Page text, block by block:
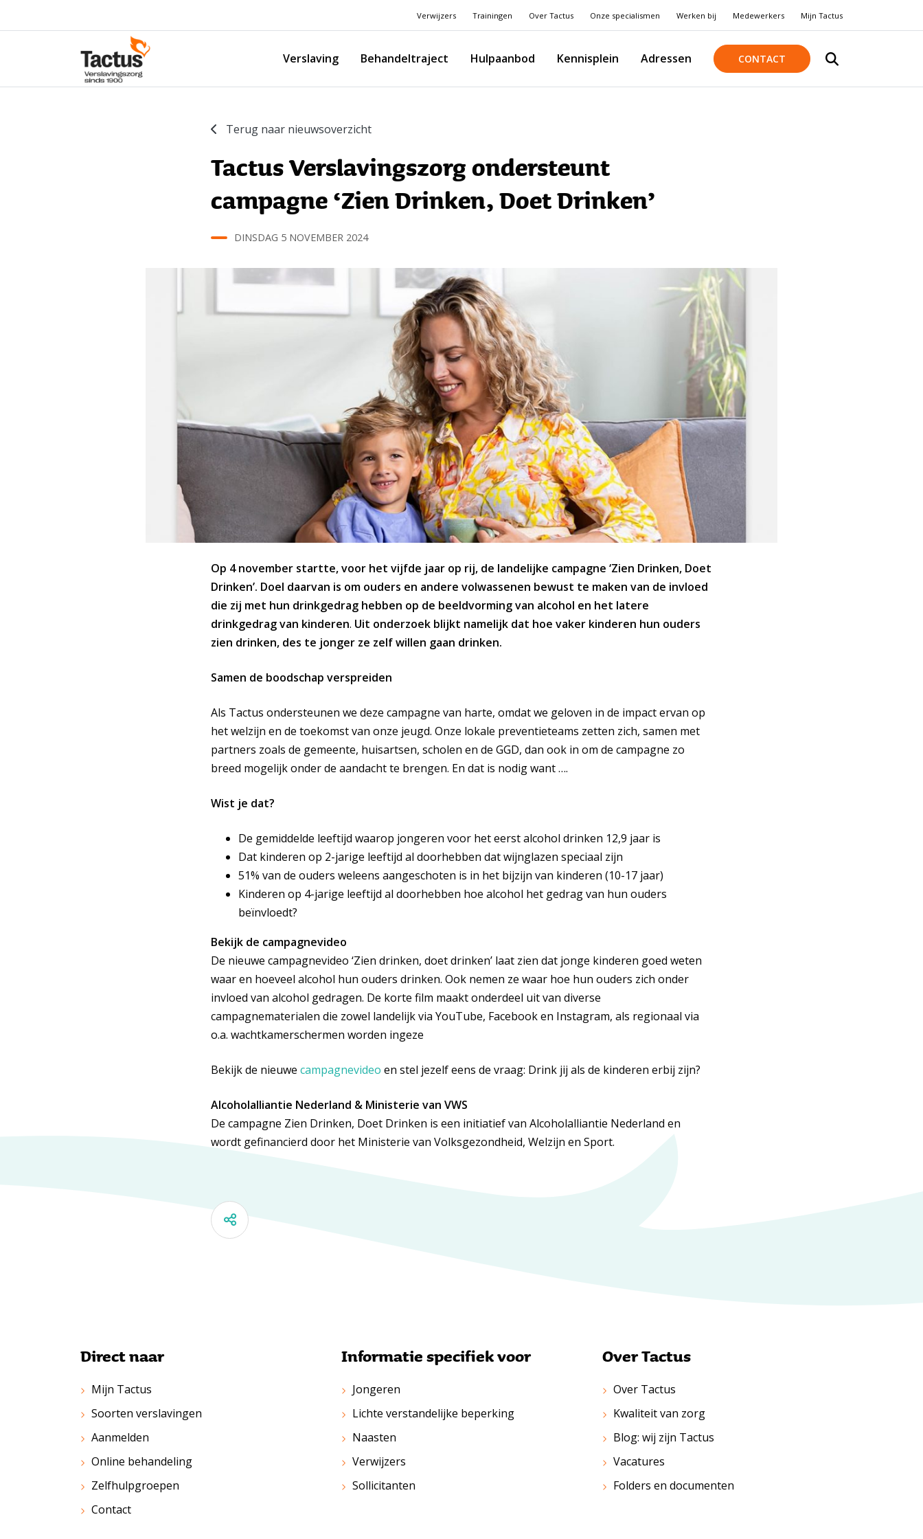
Verwijzers Trainingen Over Tactus Onze specialismen Werken bij Medewerkers Mijn Tactus
Tactus Verslavingszorg
Verslaving Behandeltraject Hulpaanbod Kennisplein Adressen CONTACT
Terug naar nieuwsoverzicht
Tactus Verslavingszorg ondersteunt
campagne ‘Zien Drinken, Doet Drinken’
DINSDAG 5 NOVEMBER 2024
Op 4 november startte, voor het vijfde jaar op rij, de landelijke campagne ‘Zien Drinken, Doet
Drinken’. Doel daarvan is om ouders en andere volwassenen bewust te maken van de invloed
die zij met hun drinkgedrag hebben op de beeldvorming van alcohol en het latere
drinkgedrag van kinderen. Uit onderzoek blijkt namelijk dat hoe vaker kinderen hun ouders
zien drinken, des te jonger ze zelf willen gaan drinken.
Samen de boodschap verspreiden
Als Tactus ondersteunen we deze campagne van harte, omdat we geloven in de impact ervan op
het welzijn en de toekomst van onze jeugd. Onze lokale preventieteams zetten zich, samen met
partners zoals de gemeente, huisartsen, scholen en de GGD, dan ook in om de campagne zo
breed mogelijk onder de aandacht te brengen. En dat is nodig want ….
Wist je dat?
De gemiddelde leeftijd waarop jongeren voor het eerst alcohol drinken 12,9 jaar is
Dat kinderen op 2-jarige leeftijd al doorhebben dat wijnglazen speciaal zijn
51% van de ouders weleens aangeschoten is in het bijzijn van kinderen (10-17 jaar)
Kinderen op 4-jarige leeftijd al doorhebben hoe alcohol het gedrag van hun ouders
beïnvloedt?
Bekijk de campagnevideo
De nieuwe campagnevideo ‘Zien drinken, doet drinken’ laat zien dat jonge kinderen goed weten
waar en hoeveel alcohol hun ouders drinken. Ook nemen ze waar hoe hun ouders zich onder
invloed van alcohol gedragen. De korte film maakt onderdeel uit van diverse
campagnematerialen die zowel landelijk via YouTube, Facebook en Instagram, als regionaal via
o.a. wachtkamerschermen worden ingeze
Bekijk de nieuwe campagnevideo en stel jezelf eens de vraag: Drink jij als de kinderen erbij zijn?
Alcoholalliantie Nederland & Ministerie van VWS
De campagne Zien Drinken, Doet Drinken is een initiatief van Alcoholalliantie Nederland en
wordt gefinancierd door het Ministerie van Volksgezondheid, Welzijn en Sport.
Direct naar
Mijn Tactus
Soorten verslavingen
Aanmelden
Online behandeling
Zelfhulpgroepen
Contact
Informatie specifiek voor
Jongeren
Lichte verstandelijke beperking
Naasten
Verwijzers
Sollicitanten
Over Tactus
Over Tactus
Kwaliteit van zorg
Blog: wij zijn Tactus
Vacatures
Folders en documenten